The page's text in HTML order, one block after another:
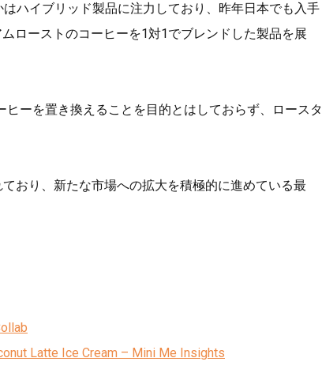
ハイブリッド製品に注力しており、昨年日本でも入手
ローストのコーヒーを1対1でブレンドした製品を展
ヒーを置き換えることを目的とはしておらず、ロースタ
おり、新たな市場への拡大を積極的に進めている最
Latte Ice Cream – Mini Me Insights